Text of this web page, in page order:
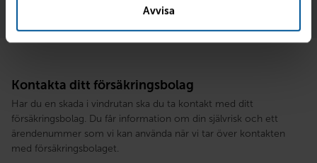
Avvisa
Kontakta ditt försäkringsbolag
Har du en skada i vindrutan ska du ta kontakt med ditt
försäkringsbolag. Du får information om din självrisk och ett
ärendenummer som vi kan använda när vi tar över kontakten
med försäkringsbolaget.